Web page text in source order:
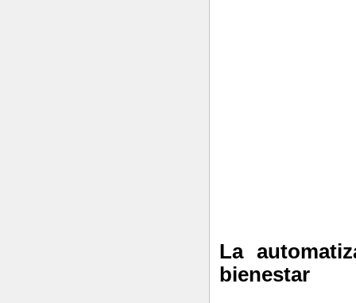
La
bienestar